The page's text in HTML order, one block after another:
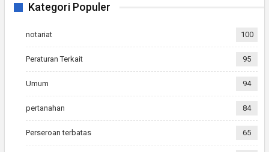
Kategori Populer
notariat 100
Peraturan Terkait 95
Umum 94
pertanahan 84
Perseroan terbatas 65